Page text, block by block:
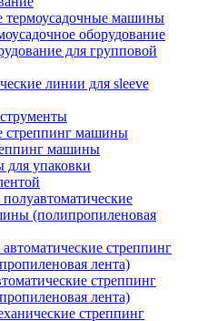
термоусадочные машины
оборудование
для групповой
линии для sleeve
стреппинг машины
машины
упаковки
(полипропиленовая
стреппинг
лента)
стреппинг
лента)
стреппинг